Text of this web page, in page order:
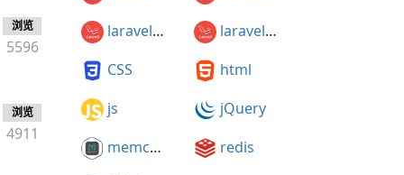
浏览
5596
浏览
4911
laravel5.5
laravel5.3开发知乎
CSS
html
js
jQuery
memcached
redis